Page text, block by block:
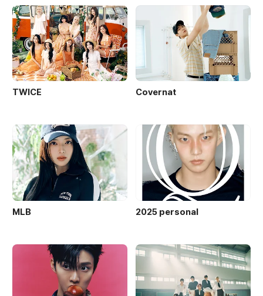
TWICE Covernat
MLB 2025 personal